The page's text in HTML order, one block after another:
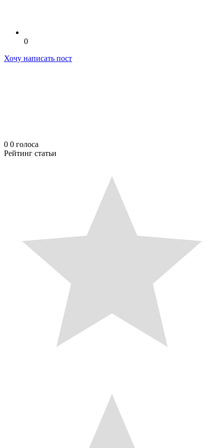
0
Хочу написать пост
0 0 голоса
Рейтинг статьи